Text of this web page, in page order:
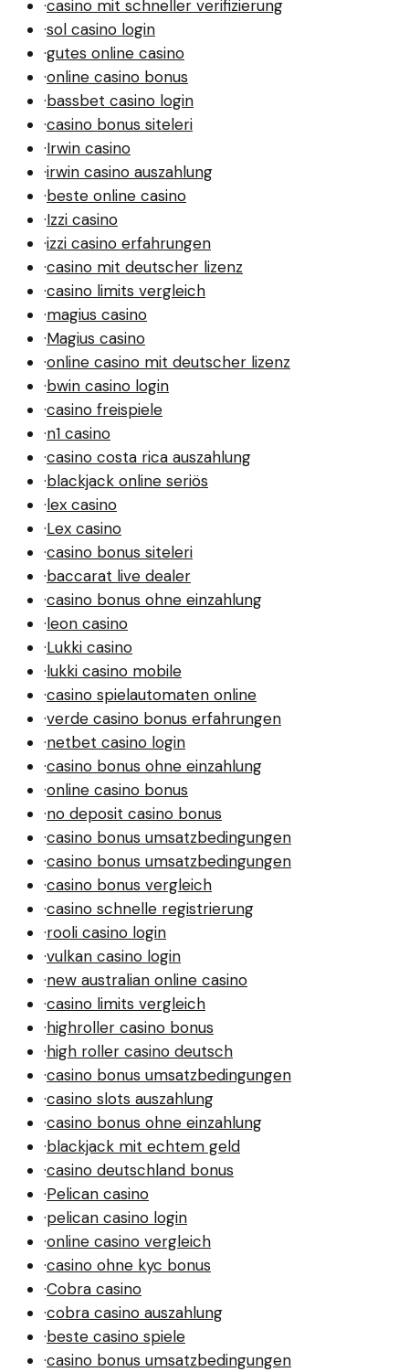
·casino mit schneller verifizierung
·sol casino login
·gutes online casino
·online casino bonus
·bassbet casino login
·casino bonus siteleri
·Irwin casino
·irwin casino auszahlung
·beste online casino
·Izzi casino
·izzi casino erfahrungen
·casino mit deutscher lizenz
·casino limits vergleich
·magius casino
·Magius casino
·online casino mit deutscher lizenz
·bwin casino login
·casino freispiele
·n1 casino
·casino costa rica auszahlung
·blackjack online seriös
·lex casino
·Lex casino
·casino bonus siteleri
·baccarat live dealer
·casino bonus ohne einzahlung
·leon casino
·Lukki casino
·lukki casino mobile
·casino spielautomaten online
·verde casino bonus erfahrungen
·netbet casino login
·casino bonus ohne einzahlung
·online casino bonus
·no deposit casino bonus
·casino bonus umsatzbedingungen
·casino bonus umsatzbedingungen
·casino bonus vergleich
·casino schnelle registrierung
·rooli casino login
·vulkan casino login
·new australian online casino
·casino limits vergleich
·highroller casino bonus
·high roller casino deutsch
·casino bonus umsatzbedingungen
·casino slots auszahlung
·casino bonus ohne einzahlung
·blackjack mit echtem geld
·casino deutschland bonus
·Pelican casino
·pelican casino login
·online casino vergleich
·casino ohne kyc bonus
·Cobra casino
·cobra casino auszahlung
·beste casino spiele
·casino bonus umsatzbedingungen